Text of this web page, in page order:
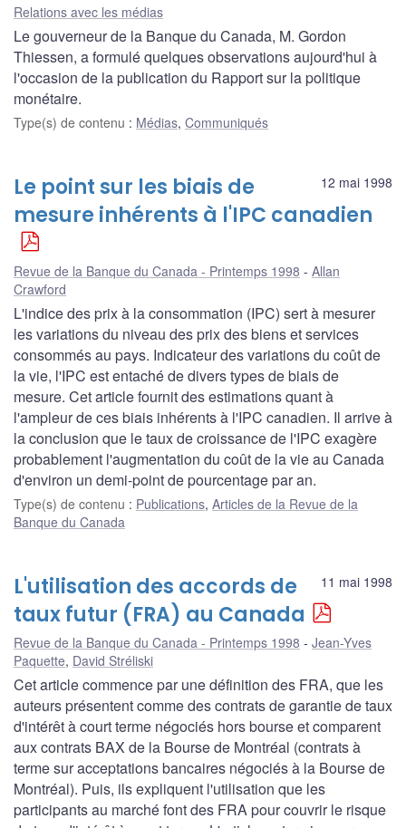
Relations avec les médias
Le gouverneur de la Banque du Canada, M. Gordon
Thiessen, a formulé quelques observations aujourd'hui à
l'occasion de la publication du Rapport sur la politique
monétaire.
Type(s) de contenu : Médias, Communiqués
12 mai 1998
Le point sur les biais de
mesure inhérents à l'IPC canadien
Revue de la Banque du Canada - Printemps 1998
Allan
Crawford
L'indice des prix à la consommation (IPC) sert à mesurer
les variations du niveau des prix des biens et services
consommés au pays. Indicateur des variations du coût de
la vie, l'IPC est entaché de divers types de biais de
mesure. Cet article fournit des estimations quant à
l'ampleur de ces biais inhérents à l'IPC canadien. Il arrive à
la conclusion que le taux de croissance de l'IPC exagère
probablement l'augmentation du coût de la vie au Canada
d'environ un demi-point de pourcentage par an.
Type(s) de contenu : Publications, Articles de la Revue de la
Banque du Canada
11 mai 1998
L'utilisation des accords de
taux futur (FRA) au Canada
Revue de la Banque du Canada - Printemps 1998
Jean-Yves
Paquette, David Stréliski
Cet article commence par une définition des FRA, que les
auteurs présentent comme des contrats de garantie de taux
d'intérêt à court terme négociés hors bourse et comparent
aux contrats BAX de la Bourse de Montréal (contrats à
terme sur acceptations bancaires négociés à la Bourse de
Montréal). Puis, ils expliquent l'utilisation que les
participants au marché font des FRA pour couvrir le risque